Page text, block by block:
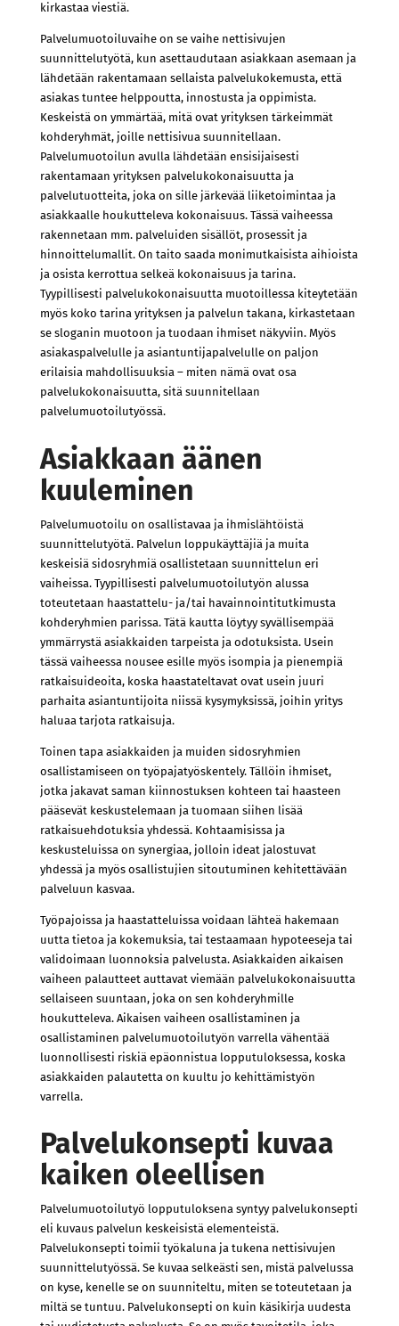
kirkastaa viestiä.
Palvelumuotoiluvaihe on se vaihe nettisivujen
suunnittelutyötä, kun asettaudutaan asiakkaan asemaan ja
lähdetään rakentamaan sellaista palvelukokemusta, että
asiakas tuntee helppoutta, innostusta ja oppimista.
Keskeistä on ymmärtää, mitä ovat yrityksen tärkeimmät
kohderyhmät, joille nettisivua suunnitellaan.
Palvelumuotoilun avulla lähdetään ensisijaisesti
rakentamaan yrityksen palvelukokonaisuutta ja
palvelutuotteita, joka on sille järkevää liiketoimintaa ja
asiakkaalle houkutteleva kokonaisuus. Tässä vaiheessa
rakennetaan mm. palveluiden sisällöt, prosessit ja
hinnoittelumallit. On taito saada monimutkaisista aihioista
ja osista kerrottua selkeä kokonaisuus ja tarina.
Tyypillisesti palvelukokonaisuutta muotoillessa kiteytetään
myös koko tarina yrityksen ja palvelun takana, kirkastetaan
se sloganin muotoon ja tuodaan ihmiset näkyviin. Myös
asiakaspalvelulle ja asiantuntijapalvelulle on paljon
erilaisia mahdollisuuksia – miten nämä ovat osa
palvelukokonaisuutta, sitä suunnitellaan
palvelumuotoilutyössä.
Asiakkaan äänen
kuuleminen
Palvelumuotoilu on osallistavaa ja ihmislähtöistä
suunnittelutyötä. Palvelun loppukäyttäjiä ja muita
keskeisiä sidosryhmiä osallistetaan suunnittelun eri
vaiheissa. Tyypillisesti palvelumuotoilutyön alussa
toteutetaan haastattelu- ja/tai havainnointitutkimusta
kohderyhmien parissa. Tätä kautta löytyy syvällisempää
ymmärrystä asiakkaiden tarpeista ja odotuksista. Usein
tässä vaiheessa nousee esille myös isompia ja pienempiä
ratkaisuideoita, koska haastateltavat ovat usein juuri
parhaita asiantuntijoita niissä kysymyksissä, joihin yritys
haluaa tarjota ratkaisuja.
Toinen tapa asiakkaiden ja muiden sidosryhmien
osallistamiseen on työpajatyöskentely. Tällöin ihmiset,
jotka jakavat saman kiinnostuksen kohteen tai haasteen
pääsevät keskustelemaan ja tuomaan siihen lisää
ratkaisuehdotuksia yhdessä. Kohtaamisissa ja
keskusteluissa on synergiaa, jolloin ideat jalostuvat
yhdessä ja myös osallistujien sitoutuminen kehitettävään
palveluun kasvaa.
Työpajoissa ja haastatteluissa voidaan lähteä hakemaan
uutta tietoa ja kokemuksia, tai testaamaan hypoteeseja tai
validoimaan luonnoksia palvelusta. Asiakkaiden aikaisen
vaiheen palautteet auttavat viemään palvelukokonaisuutta
sellaiseen suuntaan, joka on sen kohderyhmille
houkutteleva. Aikaisen vaiheen osallistaminen ja
osallistaminen palvelumuotoilutyön varrella vähentää
luonnollisesti riskiä epäonnistua lopputuloksessa, koska
asiakkaiden palautetta on kuultu jo kehittämistyön
varrella.
Palvelukonsepti kuvaa
kaiken oleellisen
Palvelumuotoilutyö lopputuloksena syntyy palvelukonsepti
eli kuvaus palvelun keskeisistä elementeistä.
Palvelukonsepti toimii työkaluna ja tukena nettisivujen
suunnittelutyössä. Se kuvaa selkeästi sen, mistä palvelussa
on kyse, kenelle se on suunniteltu, miten se toteutetaan ja
miltä se tuntuu. Palvelukonsepti on kuin käsikirja uudesta